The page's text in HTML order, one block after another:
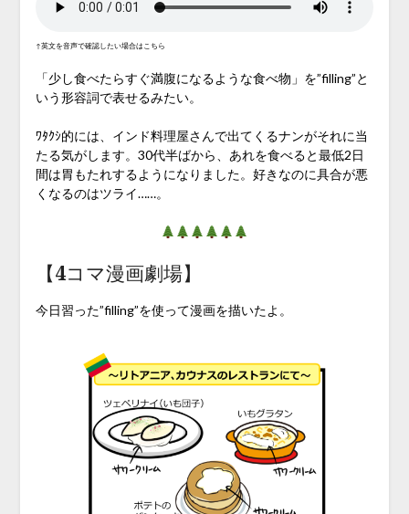
↑英文を音声で確認したい場合はこちら
「少し食べたらすぐ満腹になるような食べ物」を”filling”と
いう形容詞で表せるみたい。
ﾜﾀｸｼ的には、インド料理屋さんで出てくるナンがそれに当
たる気がします。30代半ばから、あれを食べると最低2日
間は胃もたれするようになりました。好きなのに具合が悪
くなるのはツライ……。
【4コマ漫画劇場】
今日習った”filling”を使って漫画を描いたよ。